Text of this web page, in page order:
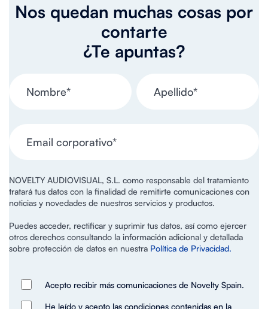
Nos quedan muchas cosas por
contarte
¿Te apuntas?
NOVELTY AUDIOVISUAL, S.L. como responsable del tratamiento
tratará tus datos con la finalidad de remitirte comunicaciones con
noticias y novedades de nuestros servicios y productos.
Puedes acceder, rectificar y suprimir tus datos, así como ejercer
otros derechos consultando la información adicional y detallada
sobre protección de datos en nuestra Política de Privacidad.
Acepto recibir más comunicaciones de Novelty Spain.
He leído y acepto las condiciones contenidas en la